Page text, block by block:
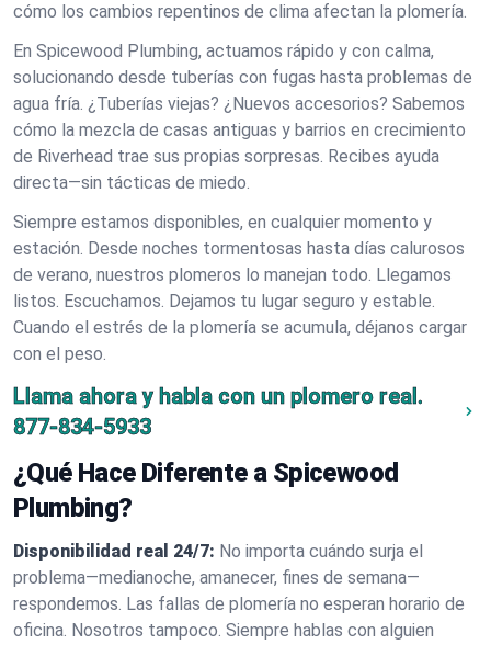
cómo los cambios repentinos de clima afectan la plomería.
En Spicewood Plumbing, actuamos rápido y con calma,
solucionando desde tuberías con fugas hasta problemas de
agua fría. ¿Tuberías viejas? ¿Nuevos accesorios? Sabemos
cómo la mezcla de casas antiguas y barrios en crecimiento
de Riverhead trae sus propias sorpresas. Recibes ayuda
directa—sin tácticas de miedo.
Siempre estamos disponibles, en cualquier momento y
estación. Desde noches tormentosas hasta días calurosos
de verano, nuestros plomeros lo manejan todo. Llegamos
listos. Escuchamos. Dejamos tu lugar seguro y estable.
Cuando el estrés de la plomería se acumula, déjanos cargar
con el peso.
Llama ahora y habla con un plomero real.
877-834-5933
¿Qué Hace Diferente a Spicewood
Plumbing?
Disponibilidad real 24/7: No importa cuándo surja el
problema—medianoche, amanecer, fines de semana—
respondemos. Las fallas de plomería no esperan horario de
oficina. Nosotros tampoco. Siempre hablas con alguien